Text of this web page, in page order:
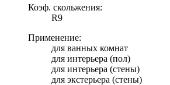
Коэф. скольжения:
R9
Применение:
для ванных комнат
для интерьера (пол)
для интерьера (стены)
для экстерьера (стены)